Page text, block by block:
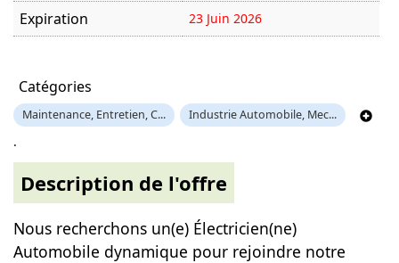
Expiration 23 Juin 2026
Catégories
Maintenance, Entretien, C... Industrie Automobile, Mec...
.
Description de l'offre
Nous recherchons un(e) Électricien(ne)
Automobile dynamique pour rejoindre notre